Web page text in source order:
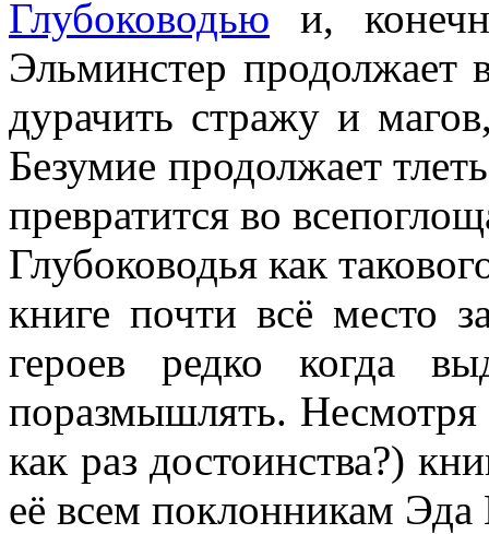
Глубоководью и,
Эльминстер продолжает
дурачить стражу и
Безумие продолжает
превратится во
Глубоководья как
книге почти всё место
героев редко когда
поразмышлять. Несмотря
как раз достоинства?)
её всем поклонникам